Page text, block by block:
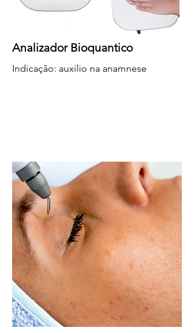
Analizador Bioquantico
Indicação: auxilio na anamnese